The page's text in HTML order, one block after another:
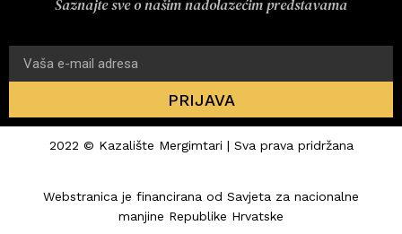
Saznajte sve o našim nadolazećim predstavama
PRIJAVA
2022 © Kazalište Mergimtari | Sva prava pridržana
Webstranica je financirana od Savjeta za nacionalne
manjine Republike Hrvatske